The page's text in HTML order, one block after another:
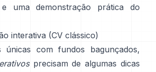
uma demonstração prática do
interativa (CV clássico)
únicas com fundos bagunçados,
precisam de algumas dicas